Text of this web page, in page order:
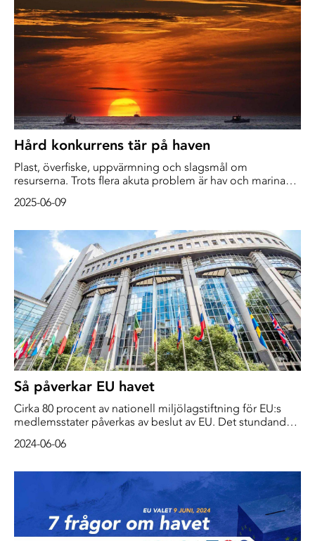
Hård konkurrens tär på haven
Plast, överfiske, uppvärmning och slagsmål om
resurserna. Trots flera akuta problem är hav och marina
hållbarhetsmål. Vid havskonferensen i Nice ska länderna
bevara världens hav.
2025-06-09
Så påverkar EU havet
Cirka 80 procent av nationell miljölagstiftning för EU:s
medlemsstater påverkas av beslut av EU. Det stundande
valet kan få långsiktiga konsekvenser för havets hälsa,
2024-06-06